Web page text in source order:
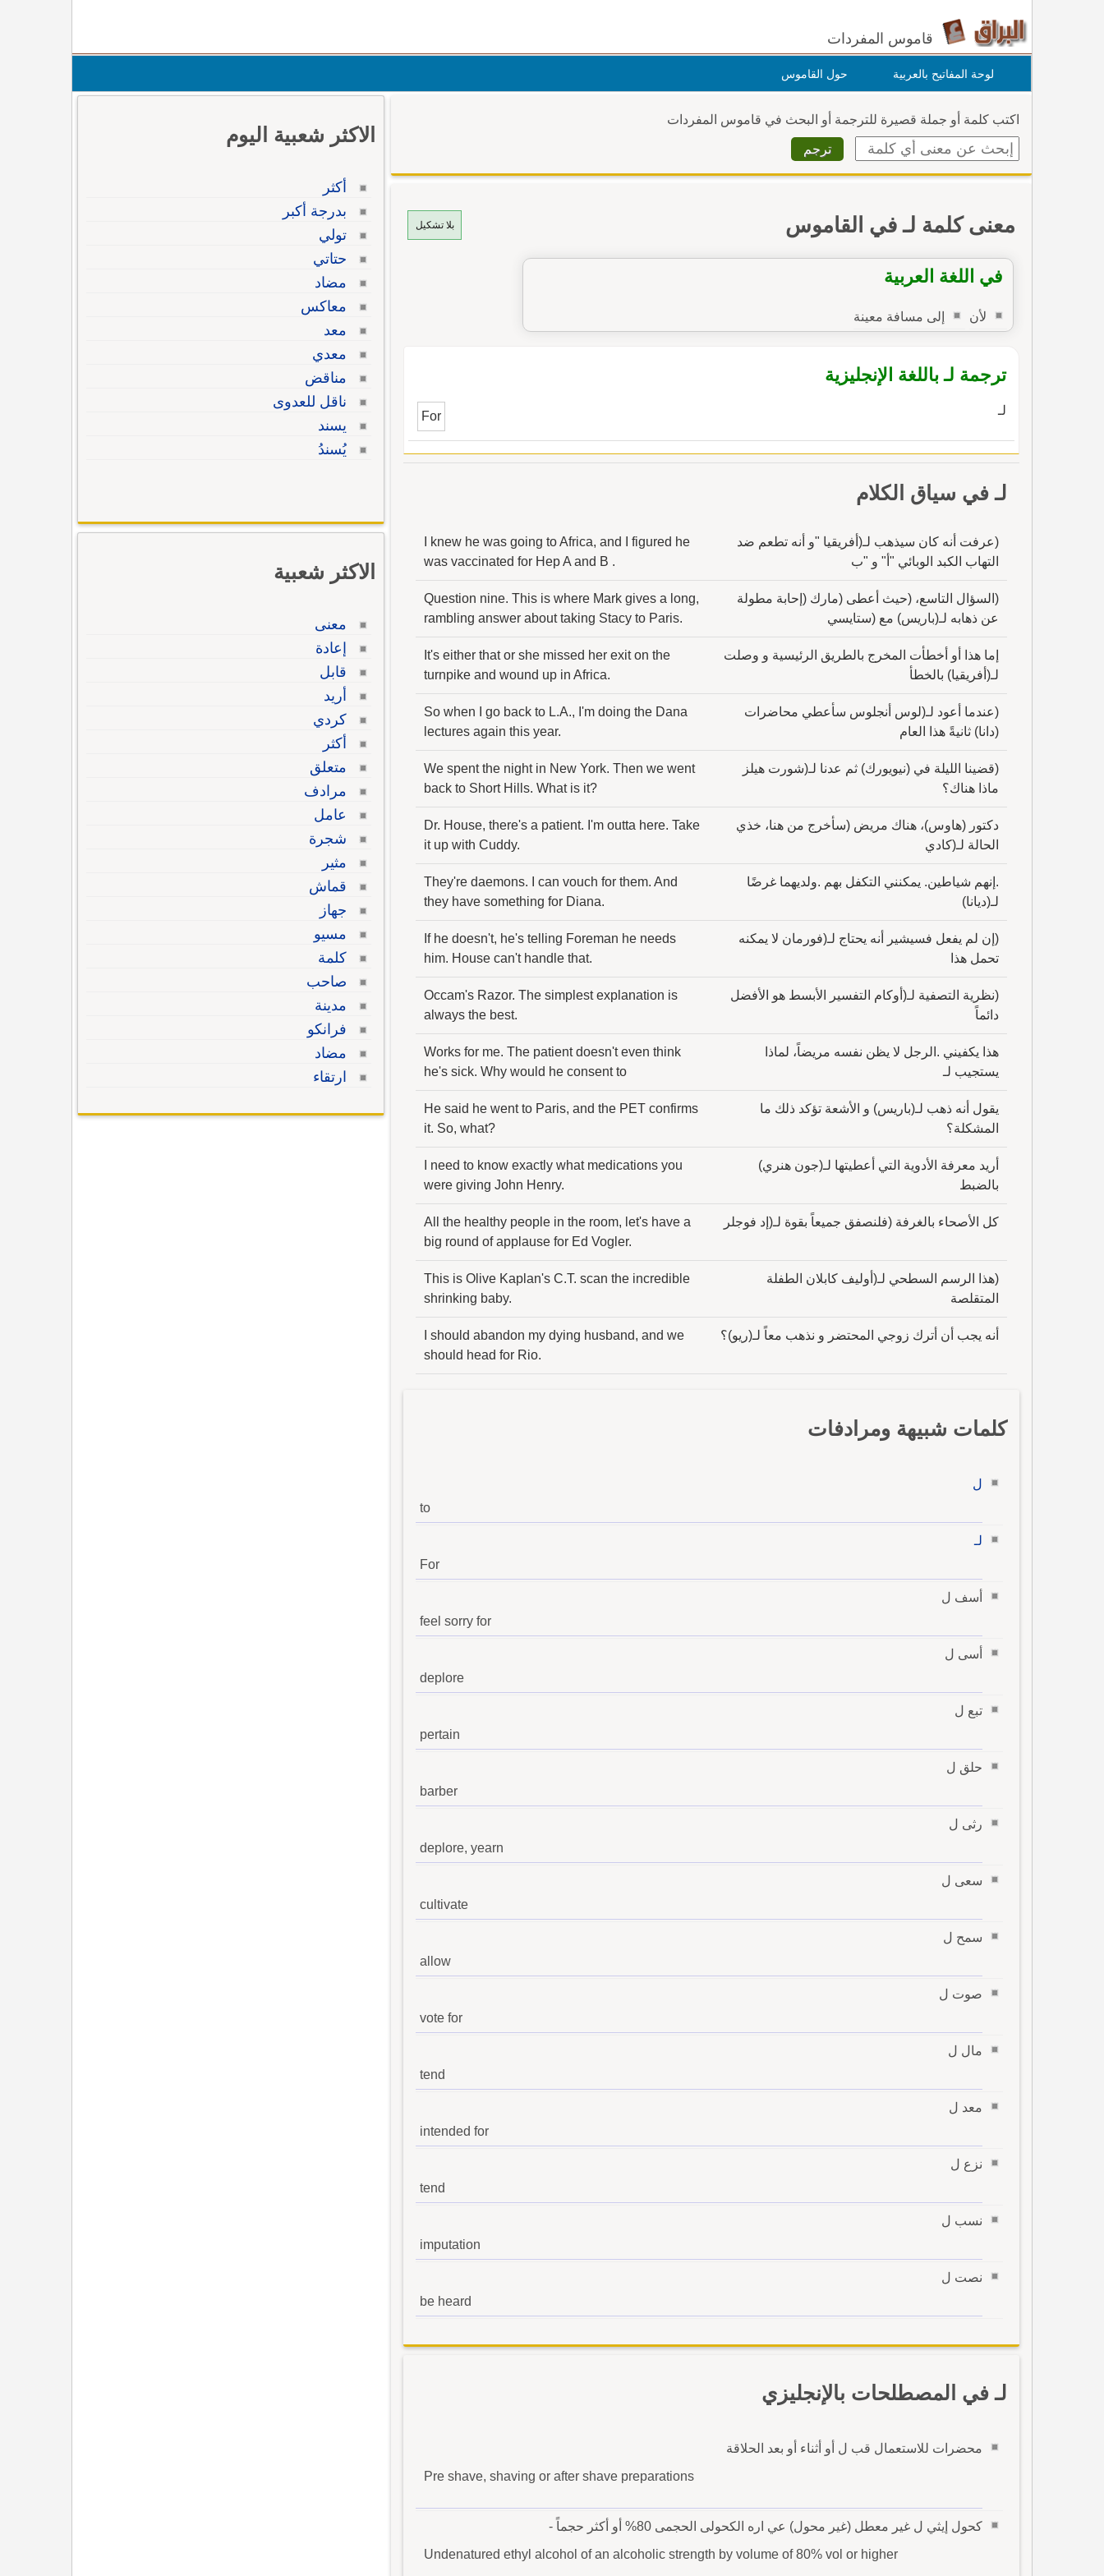
قاموس المفردات
لوحة المفاتيح بالعربية حول القاموس
اكتب كلمة أو جملة قصيرة للترجمة أو البحث في قاموس المفردات
بلا تشكيل معنى كلمة لـ في القاموس
في اللغة العربية
لأن إلى مسافة معينة
ترجمة لـ باللغة الإنجليزية
لـ For
لـ في سياق الكلام
(عرفت أنه كان سيذهب لـ(أفريقيا "و أنه تطعم ضد
التهاب الكبد الوبائي "أ" و "ب
I knew he was going to Africa, and I figured he
was vaccinated for Hep A and B .
(السؤال التاسع، (حيث أعطى (مارك (إحابة مطولة
عن ذهابه لـ(باريس) مع (ستايسي
Question nine. This is where Mark gives a long,
rambling answer about taking Stacy to Paris.
إما هذا أو أخطأت المخرج بالطريق الرئيسية و وصلت
لـ(أفريقيا) بالخطأ
It's either that or she missed her exit on the
turnpike and wound up in Africa.
(عندما أعود لـ(لوس أنجلوس سأعطي محاضرات
(دانا) ثانيةً هذا العام
So when I go back to L.A., I'm doing the Dana
lectures again this year.
(قضينا الليلة في (نيويورك) ثم عدنا لـ(شورت هيلز
ماذا هناك؟
We spent the night in New York. Then we went
back to Short Hills. What is it?
دكتور (هاوس)، هناك مريض (سأخرج من هنا، خذي
الحالة لـ(كادي
Dr. House, there's a patient. I'm outta here. Take
it up with Cuddy.
.إنهم شياطين. يمكنني التكفل بهم .ولديهما غرضًا
لـ(ديانا)
They're daemons. I can vouch for them. And
they have something for Diana.
(إن لم يفعل فسيشير أنه يحتاج لـ(فورمان لا يمكنه
تحمل هذا
If he doesn't, he's telling Foreman he needs
him. House can't handle that.
(نظرية التصفية لـ(أوكام التفسير الأبسط هو الأفضل
دائماً
Occam's Razor. The simplest explanation is
always the best.
هذا يكفيني .الرجل لا يظن نفسه مريضاً، لماذا
يستجيب لـ
Works for me. The patient doesn't even think
he's sick. Why would he consent to
يقول أنه ذهب لـ(باريس) و الأشعة تؤكد ذلك ما
المشكلة؟
He said he went to Paris, and the PET confirms
it. So, what?
أريد معرفة الأدوية التي أعطيتها لـ(جون هنري)
بالضبط
I need to know exactly what medications you
were giving John Henry.
كل الأصحاء بالغرفة (فلنصفق جميعاً بقوة لـ(إد فوجلر
All the healthy people in the room, let's have a
big round of applause for Ed Vogler.
(هذا الرسم السطحي لـ(أوليف كابلان الطفلة
المتقلصة
This is Olive Kaplan's C.T. scan the incredible
shrinking baby.
أنه يجب أن أترك زوجي المحتضر و نذهب معاً لـ(ريو)؟
I should abandon my dying husband, and we
should head for Rio.
كلمات شبيهة ومرادفات
ل
to
لـ
For
أسف ل
feel sorry for
أسى ل
deplore
تبع ل
pertain
حلق ل
barber
رثى ل
deplore, yearn
سعى ل
cultivate
سمح ل
allow
صوت ل
vote for
مال ل
tend
معد ل
intended for
نزع ل
tend
نسب ل
imputation
نصت ل
be heard
لـ في المصطلحات بالإنجليزي
محضرات للاستعمال قب ل أو أثناء أو بعد الحلاقة
Pre shave, shaving or after shave preparations
كحول إيثي ل غير معطل (غير محول) عي اره الكحولى الحجمى 80% أو أكثر حجماً -
Undenatured ethyl alcohol of an alcoholic strength by volume of 80% vol or higher
الاكثر شعبية اليوم
أكثر
بدرجة أكبر
تولي
حتاتي
مضاد
معاكس
معد
معدي
مناقض
ناقل للعدوى
يسند
يُسندُ
الاكثر شعبية
معنى
إعادة
قابل
أريد
كردي
أكثر
متعلق
مرادف
عامل
شجرة
مثير
قماش
جهاز
مسيو
كلمة
صاحب
مدينة
فرانكو
مضاد
ارتقاء